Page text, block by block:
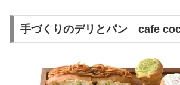
手づくりのデリとパン cafe